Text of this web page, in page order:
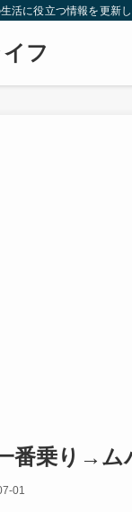
活に役立つ情報を更新
フ
番乗り→ム
01